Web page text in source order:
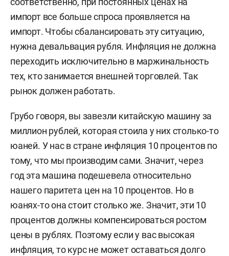
импорт все больше спроса проявляется на
импорт. Чтобы сбалансировать эту ситуацию,
нужна девальвация рубля. Инфляция не должна
переходить исключительно в маржинальность
тех, кто занимается внешней торговлей. Так
рынок должен работать.
Грубо говоря, вы завезли китайскую машину за
миллион рублей, которая стоила у них столько-то
юаней. У нас в стране инфляция 10 процентов по
тому, что мы производим сами. Значит, через
год эта машина подешевела относительно
нашего паритета цен на 10 процентов. Но в
юанях-то она стоит столько же. Значит, эти 10
процентов должны компенсироваться ростом
цены в рублях. Поэтому если у вас высокая
инфляция, то курс не может оставаться долго